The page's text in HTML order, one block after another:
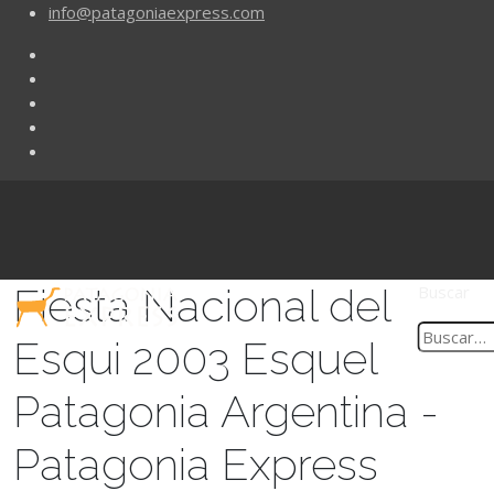
info@patagoniaexpress.com
Fiesta Nacional del
Esqui 2003 Esquel
Patagonia Argentina -
Patagonia Express